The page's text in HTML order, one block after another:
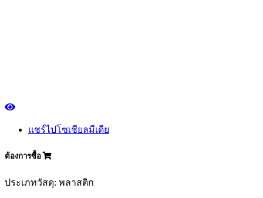
แชร์ไปโซเชียลมีเดีย
ต้องการซื้อ
ประเภทวัสดุ: พลาสติก